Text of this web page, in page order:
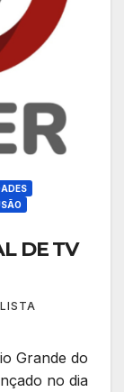
DE TV
Grande do
no dia